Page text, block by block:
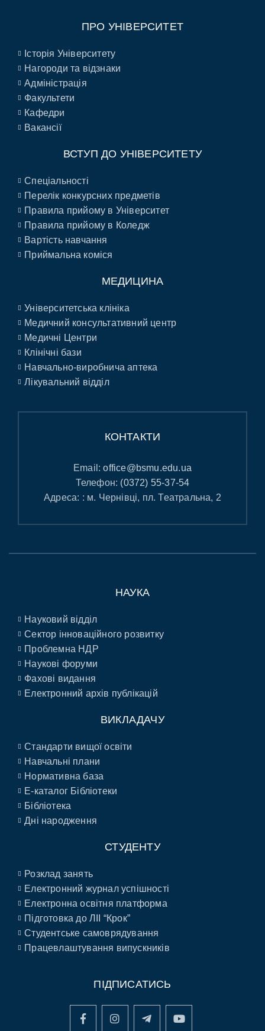
ПРО УНІВЕРСИТЕТ
Історія Університету
Нагороди та відзнаки
Адміністрація
Факультети
Кафедри
Вакансії
ВСТУП ДО УНІВЕРСИТЕТУ
Спеціальності
Перелік конкурсних предметів
Правила прийому в Університет
Правила прийому в Коледж
Вартість навчання
Приймальна коміся
МЕДИЦИНА
Університетська клініка
Медичний консультативний центр
Медичні Центри
Клінічні бази
Навчально-виробнича аптека
Лікувальний відділ
КОНТАКТИ
Email:office@bsmu.edu.ua
Телефон: (0372) 55-37-54
Адреса: : м. Чернівці, пл. Театральна, 2
НАУКА
Науковий відділ
Сектор інноваційного розвитку
Проблемна НДР
Наукові форуми
Фахові видання
Електронний архів публікацій
ВИКЛАДАЧУ
Стандарти вищої освіти
Навчальні плани
Нормативна база
E-каталог Бібліотеки
Бібліотека
Дні народження
СТУДЕНТУ
Розклад занять
Електронний журнал успішності
Електронна освітня платформа
Підготовка до ЛІІ “Крок”
Студентське самоврядування
Працевлаштування випускників
ПІДПИСАТИСЬ